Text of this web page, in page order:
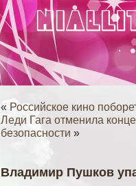
« Российское кино
Леди Гага отменила
безопасности »
Владимир Пушков